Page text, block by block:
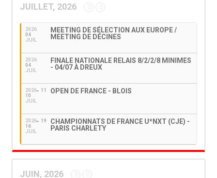
JUILLET, 2026
2026
04
JUIL
MEETING DE SÉLECTION AUX EUROPE /
MEETING DE DÉCINES
2026
04
JUIL
FINALE NATIONALE RELAIS 8/2/2/8 MINIMES
- 04/07 À DREUX
2026
10
JUIL
11 OPEN DE FRANCE - BLOIS
2026
16
JUIL
19
CHAMPIONNATS DE FRANCE U*NXT (CJE) -
PARIS CHARLETY
JUIN, 2026